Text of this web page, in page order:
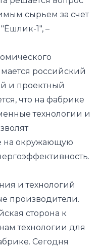
сырьем за счет
1", –
российский
и проектный
что на фабрике
технологии и
на окружающую
и технологий
производители.
сторона к
технологии для
Сегодня